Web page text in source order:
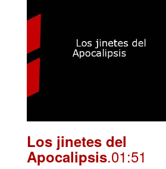
Los jinetes del
Apocalipsis.01:51